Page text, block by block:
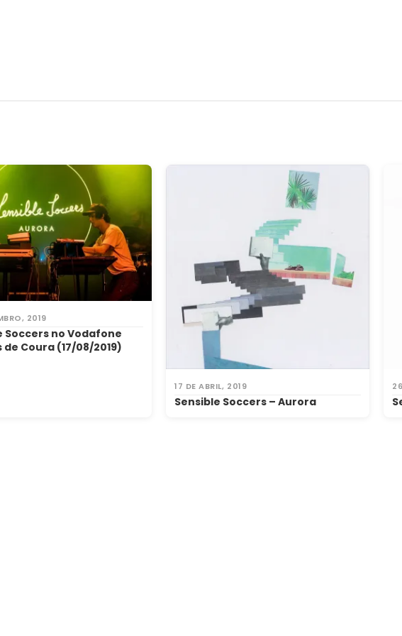
2019
Soccers no Vodafone
de Coura (17/08/2019)
17 DE ABRIL, 2019
Sensible Soccers – Aurora